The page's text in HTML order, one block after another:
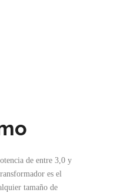
de entre 3,0 y
es el
tamaño de